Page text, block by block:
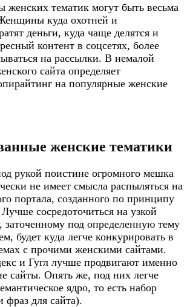
женских тематик могут быть весьма
куда охотней и
деньги, куда чаще делятся и
контент в соцсетях, более
на рассылки. В немалой
сайта определяет
на популярные женские
женские тематики
рукой поистине огромного мешка
не имеет смысла распыляться на
портала, созданного по принципу
сосредоточиться на узкой
заточенному под определенную тему
будет куда легче конкурировать в
с прочими женскими сайтами.
и Гугл лучше продвигают именно
сайты. Опять же, под них легче
ядро, то есть набор
фраз для сайта).​